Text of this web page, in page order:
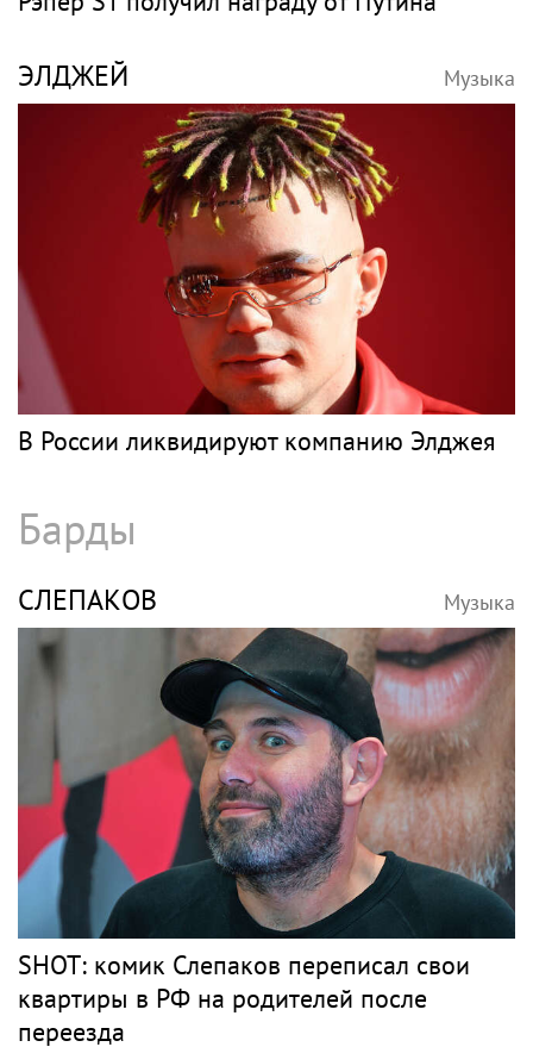
Никита Пресняков заявил, что в России его
обидели. И рассорился с братом из-за
Рэп
РЭПЕР ST
Рэпер ST получил награду от Путина
ЭЛДЖЕЙ Музыка